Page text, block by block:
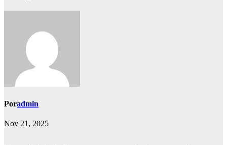
Poradmin
Nov 21, 2025